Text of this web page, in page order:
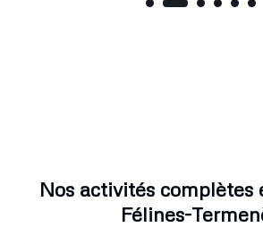
Nos activités complètes
Félines-